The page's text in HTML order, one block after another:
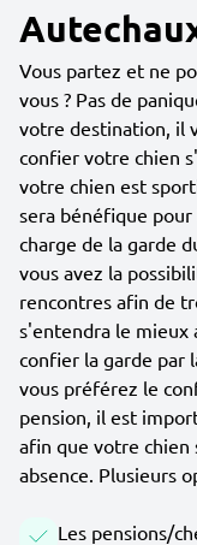
Vous partez et ne
vous ? Pas de
votre destination, il
confier votre chien
votre chien est
sera bénéfique pour
charge de la garde
vous avez la
rencontres afin de
s'entendra le mieux
confier la garde par
vous préférez le
pension, il est
afin que votre chien
absence. Plusieurs
Les pensions/